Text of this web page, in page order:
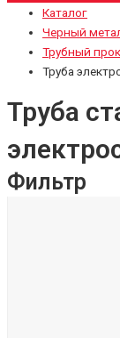
Каталог
Черный
Трубный
Труба
Труба
Фильтр